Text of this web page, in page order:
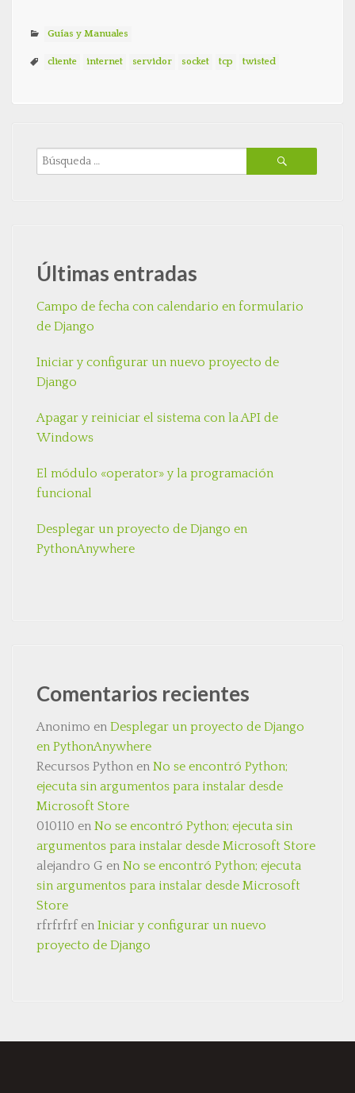
Guías y Manuales
cliente internet servidor socket tcp twisted
Últimas entradas
Campo de fecha con calendario en formulario
de Django
Iniciar y configurar un nuevo proyecto de
Django
Apagar y reiniciar el sistema con la API de
Windows
El módulo «operator» y la programación
funcional
Desplegar un proyecto de Django en
PythonAnywhere
Comentarios recientes
Anonimo en Desplegar un proyecto de Django
en PythonAnywhere
Recursos Python en No se encontró Python;
ejecuta sin argumentos para instalar desde
Microsoft Store
010110 en No se encontró Python; ejecuta sin
argumentos para instalar desde Microsoft Store
alejandro G en No se encontró Python; ejecuta
sin argumentos para instalar desde Microsoft
Store
rfrfrfrf en Iniciar y configurar un nuevo
proyecto de Django